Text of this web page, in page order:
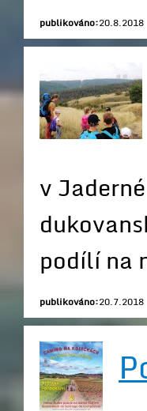
publikováno:20.8.2018
v
podílí na
publikováno:20.7.2018